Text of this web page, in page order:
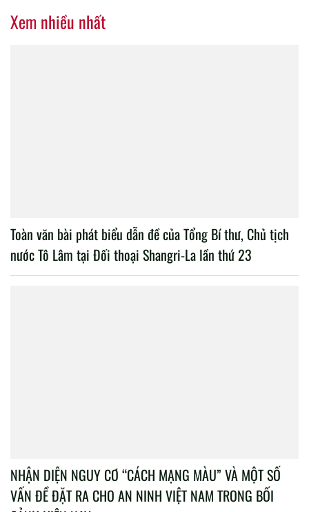
Xem nhiều nhất
Toàn văn bài phát biểu dẫn đề của Tổng Bí thư, Chủ tịch
nước Tô Lâm tại Đối thoại Shangri-La lần thứ 23
NHẬN DIỆN NGUY CƠ “CÁCH MẠNG MÀU” VÀ MỘT SỐ
VẤN ĐỀ ĐẶT RA CHO AN NINH VIỆT NAM TRONG BỐI